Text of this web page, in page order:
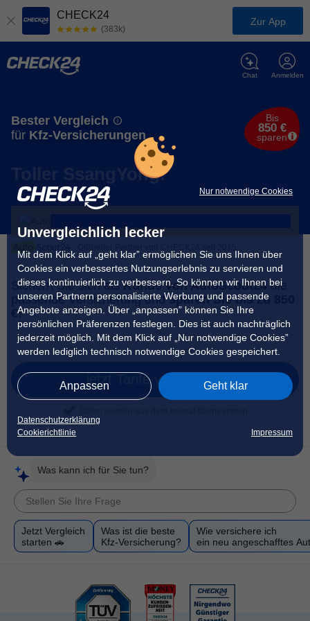
Nur notwendige Cookies
Unvergleichlich lecker
Mit dem Klick auf „geht klar” ermöglichen Sie uns Ihnen über
Cookies ein verbessertes Nutzungserlebnis zu servieren und
dieses kontinuierlich zu verbessern. So können wir Ihnen bei
unseren Partnern personalisierte Werbung und passende
Angebote anzeigen. Über „anpassen” können Sie Ihre
persönlichen Präferenzen festlegen. Dies ist auch nachträglich
jederzeit möglich. Mit dem Klick auf „Nur notwendige Cookies”
werden lediglich technisch notwendige Cookies gespeichert.
Anpassen Geht klar
Datenschutzerklärung
Cookierichtlinie
Impressum
CHECK24
(383k)
Zur App
Anmelden
Chat
Bester Vergleich
für Kfz-Versicherungen
Bis
850 €
sparen
Toller SsangYong!
Sichern Sie sich alsKunde von AutoScout24 die
passende Versicherung undsparen Sie bis zu 850
€!
jetzt Tarife vergleichen
Was kann ich für Sie tun?
Jetzt Vergleich
starten 🚗
Was ist die beste
Kfz-Versicherung?
Wie versichere ich
ein neu angeschafftes